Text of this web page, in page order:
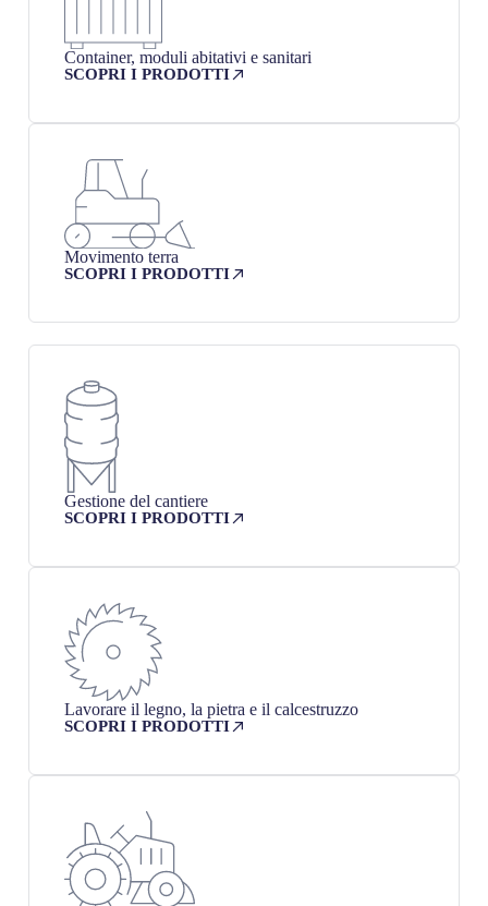
Container, moduli abitativi e sanitari
SCOPRI I PRODOTTI
Movimento terra
SCOPRI I PRODOTTI
Gestione del cantiere
SCOPRI I PRODOTTI
Lavorare il legno, la pietra e il calcestruzzo
SCOPRI I PRODOTTI